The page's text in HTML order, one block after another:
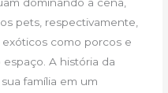
pets, respectivamente,
como porcos e
A história da
família em um